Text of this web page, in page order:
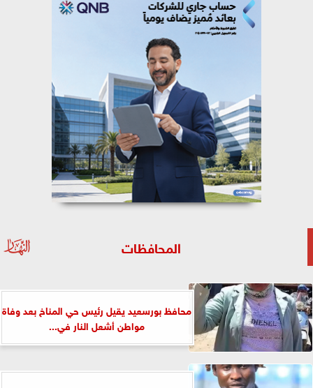
المحافظات
محافظ بورسعيد يقيل رئيس حي المناخ بعد وفاة
مواطن أشعل النار في...